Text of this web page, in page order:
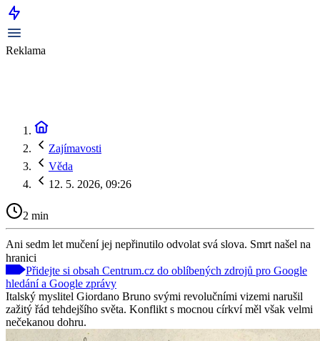
Reklama
Zajímavosti
Věda
12. 5. 2026, 09:26
2 min
Ani sedm let mučení jej nepřinutilo odvolat svá slova. Smrt našel na
hranici
Přidejte si obsah Centrum.cz do oblíbených zdrojů pro Google
hledání a Google zprávy
Italský myslitel Giordano Bruno svými revolučními vizemi narušil
zažitý řád tehdejšího světa. Konflikt s mocnou církví měl však velmi
nečekanou dohru.